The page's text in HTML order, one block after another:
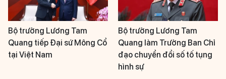
Bộ trưởng Lương Tam
Quang tiếp Đại sứ Mông Cổ
tại Việt Nam
Bộ trưởng Lương Tam
Quang làm Trưởng Ban Chỉ
đạo chuyển đổi số tố tụng
hình sự